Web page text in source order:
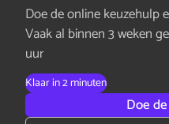
Doe de online keuzehulp
Vaak al binnen 3 weken
uur
Klaar in 2 minuten
Doe